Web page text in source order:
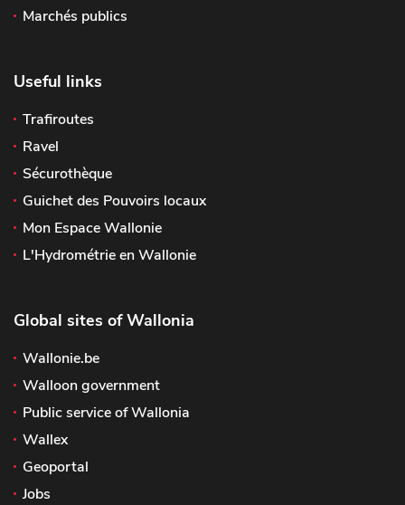
Marchés publics
Useful links
Trafiroutes
Ravel
Sécurothèque
Guichet des Pouvoirs locaux
Mon Espace Wallonie
L'Hydrométrie en Wallonie
Global sites of Wallonia
Wallonie.be
Walloon government
Public service of Wallonia
Wallex
Geoportal
Jobs